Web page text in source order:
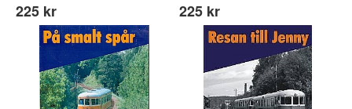
225 kr 225 kr